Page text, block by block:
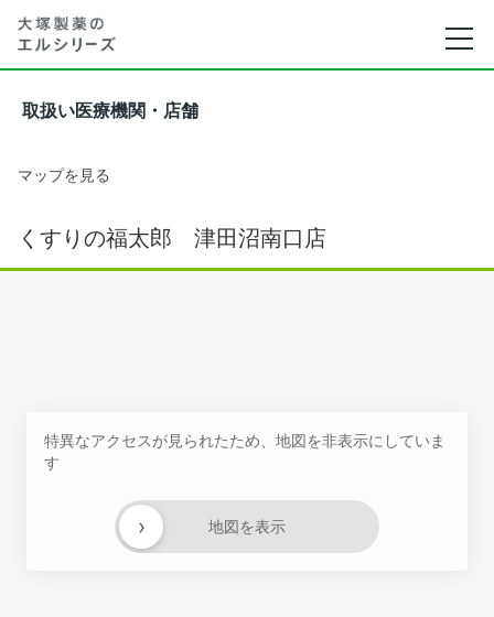
取扱い医療機関・店舗
マップを見る
くすりの福太郎 津田沼南口店
特異なアクセスが見られたため、地図を非表示にしていま
す
地図を表示
›